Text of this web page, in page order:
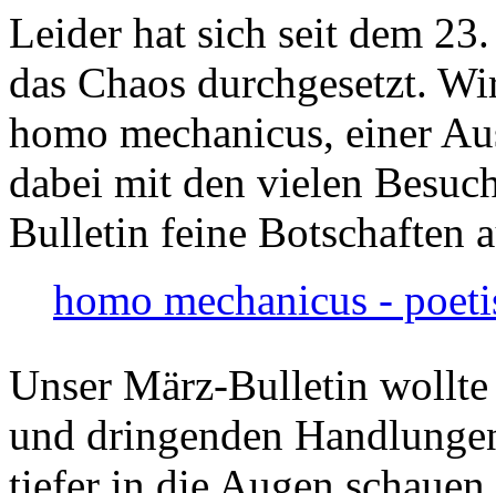
Leider hat sich seit dem
das Chaos durchgesetzt.
homo mechanicus, einer
dabei mit den vielen
Bulletin feine Botschaften
homo mechanicus -
Unser März-Bulletin
und dringenden